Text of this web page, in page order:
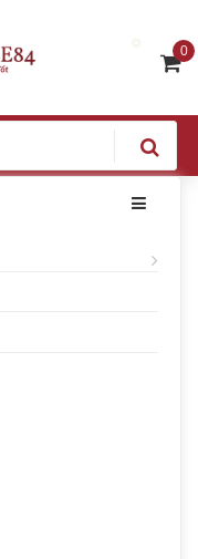
0